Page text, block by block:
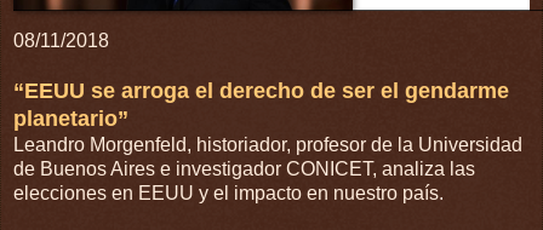
08/11/2018
“EEUU se arroga el derecho de ser el gendarme
planetario”
Leandro Morgenfeld, historiador, profesor de la Universidad
de Buenos Aires e investigador CONICET, analiza las
elecciones en EEUU y el impacto en nuestro país.